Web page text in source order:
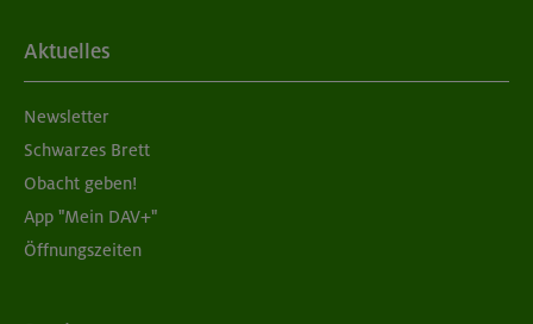
Aktuelles
Newsletter
Schwarzes Brett
Obacht geben!
App "Mein DAV+"
Öffnungszeiten